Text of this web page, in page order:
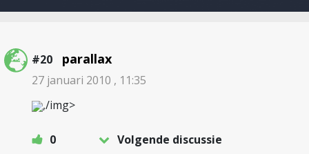
#20 parallax
27 januari 2010 , 11:35
,/img>
0
Volgende discussie